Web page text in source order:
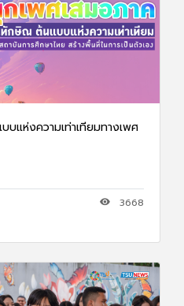
แห่งความเท่าเทียมทางเพศ
3668